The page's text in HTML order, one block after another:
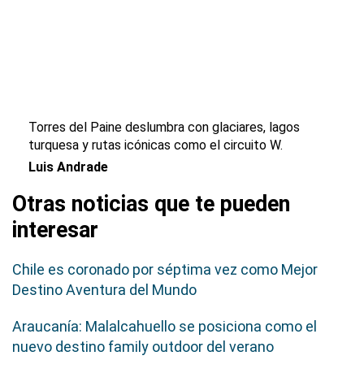
Torres del Paine deslumbra con glaciares, lagos
turquesa y rutas icónicas como el circuito W.
Luis Andrade
Otras noticias que te pueden
interesar
Chile es coronado por séptima vez como Mejor
Destino Aventura del Mundo
Araucanía: Malalcahuello se posiciona como el
nuevo destino family outdoor del verano